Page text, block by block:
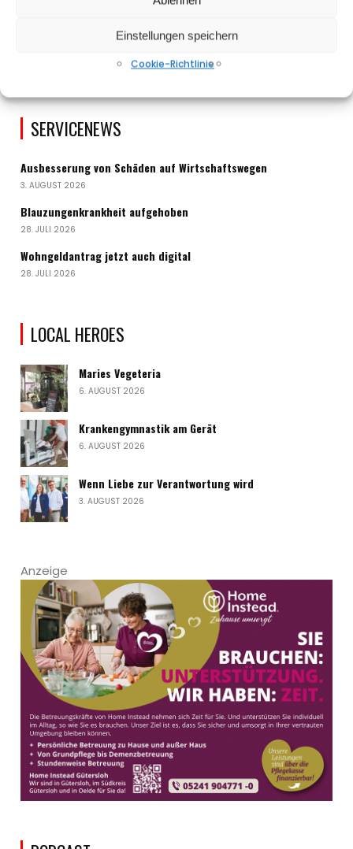
Einstellungen speichern
Cookie-Richtlinie
SERVICENEWS
Ausbesserung von Schäden auf Wirtschaftswegen
3. AUGUST 2026
Blauzungenkrankheit aufgehoben
28. JULI 2026
Wohngeldantrag jetzt auch digital
28. JULI 2026
LOCAL HEROES
Maries Vegeteria
6. AUGUST 2026
Krankengymnastik am Gerät
6. AUGUST 2026
Wenn Liebe zur Verantwortung wird
3. AUGUST 2026
Anzeige